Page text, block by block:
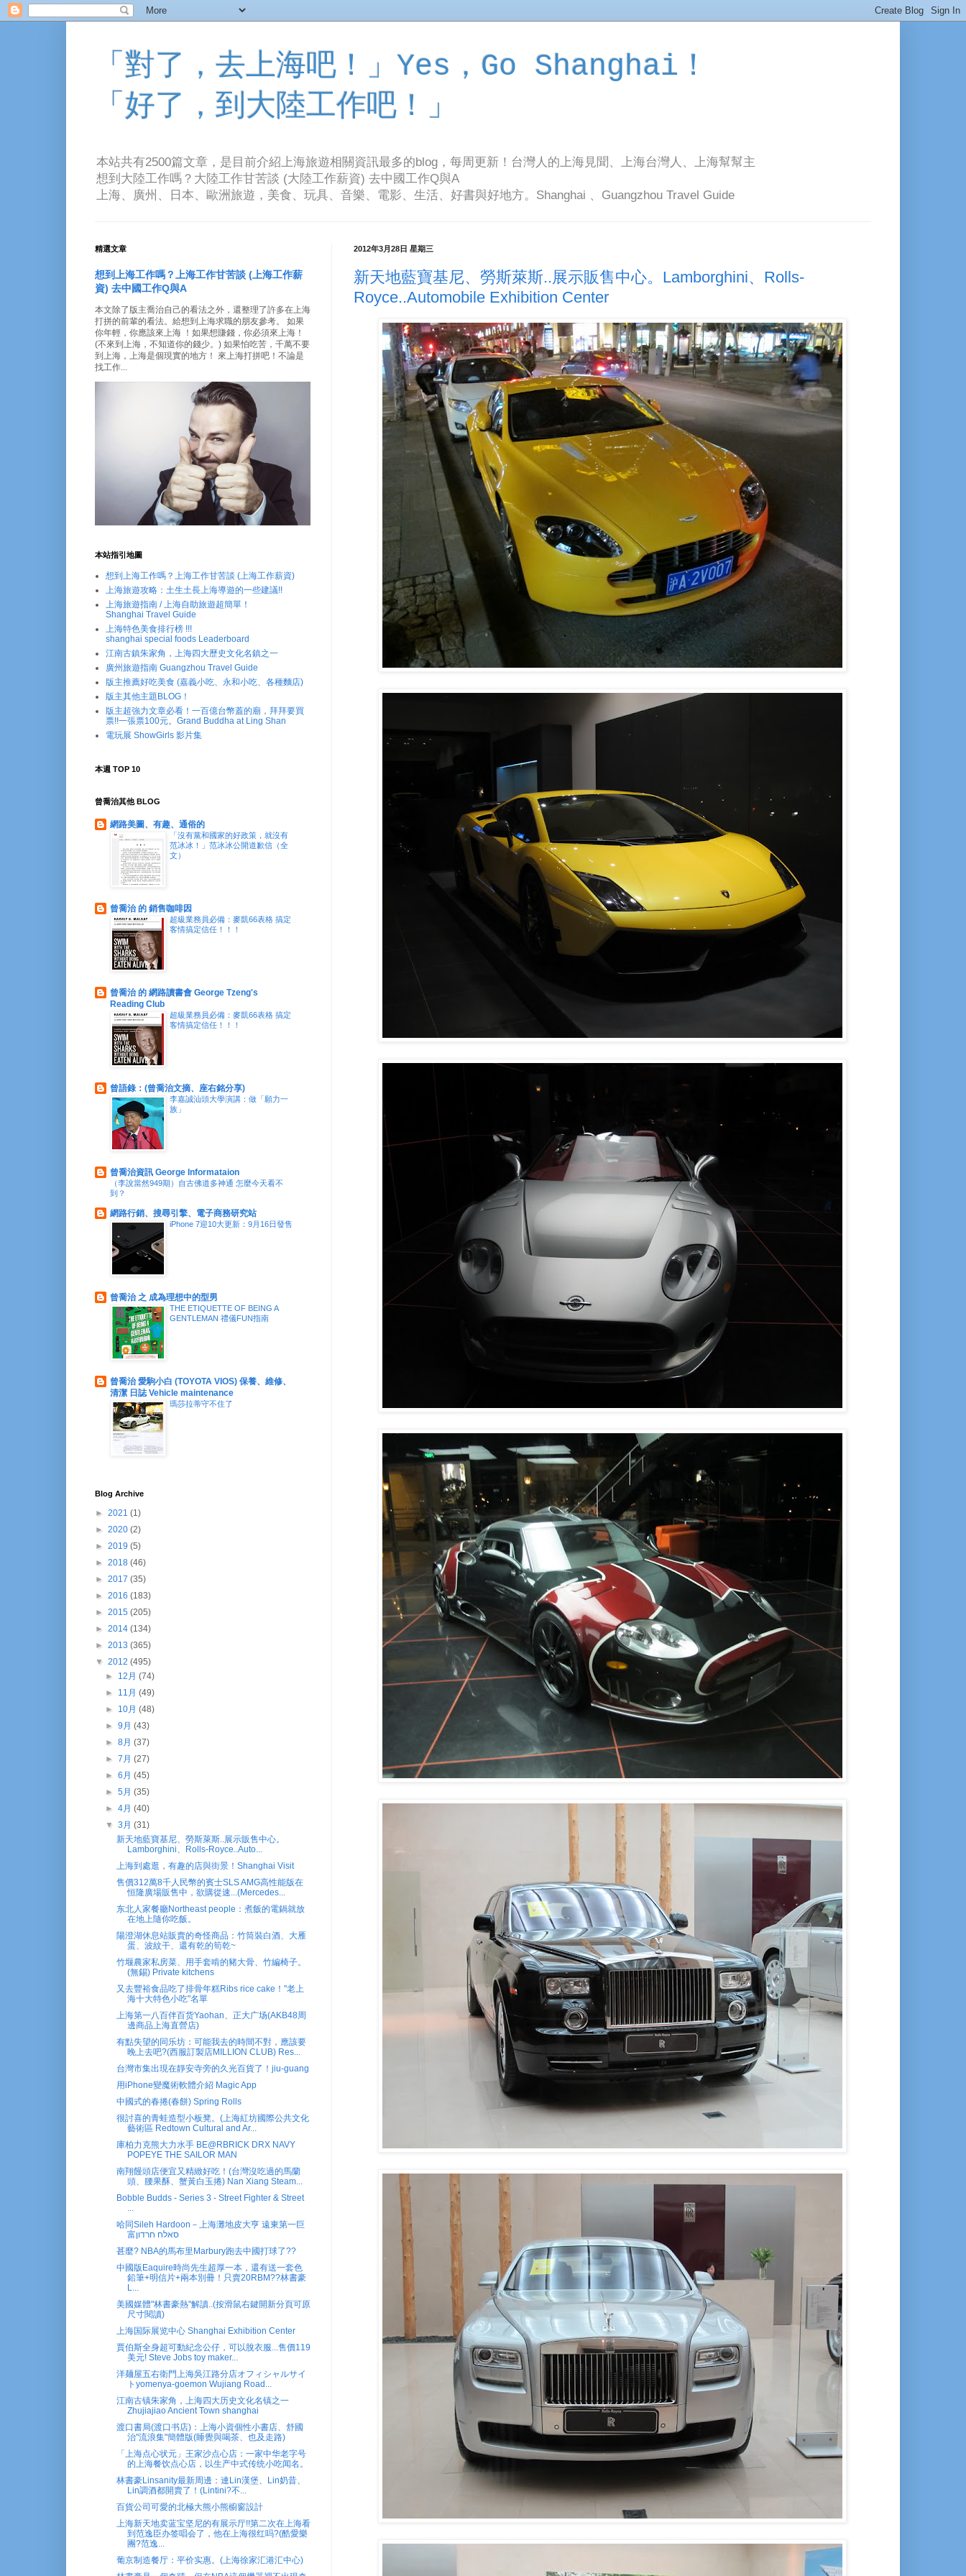
「對了，去上海吧！」Yes，Go Shanghai！
「好了，到大陸工作吧！」
本站共有2500篇文章，是目前介紹上海旅遊相關資訊最多的blog，每周更新！台灣人的上海見聞、上海台灣人、上海幫幫主
想到大陸工作嗎？大陸工作甘苦談 (大陸工作薪資) 去中國工作Q與A
上海、廣州、日本、歐洲旅遊，美食、玩具、音樂、電影、生活、好書與好地方。Shanghai 、Guangzhou Travel Guide
2012年3月28日 星期三
新天地藍寶基尼、勞斯萊斯..展示販售中心。Lamborghini、Rolls-
Royce..Automobile Exhibition Center
精選文章
想到上海工作嗎？上海工作甘苦談 (上海工作薪
資) 去中國工作Q與A
本文除了版主喬治自己的看法之外，還整理了許多在上海
打拼的前輩的看法。給想到上海求職的朋友參考。 如果
你年輕，你應該來上海 ！如果想賺錢，你必須來上海！
(不來到上海，不知道你的錢少。) 如果怕吃苦，千萬不要
到上海，上海是個現實的地方！ 來上海打拼吧！不論是
找工作...
本站指引地圖
想到上海工作嗎？上海工作甘苦談 (上海工作薪資)
上海旅遊攻略：土生土長上海導遊的一些建議!!
上海旅遊指南 / 上海自助旅遊超簡單！
Shanghai Travel Guide
上海特色美食排行榜 !!!
shanghai special foods Leaderboard
江南古鎮朱家角，上海四大歷史文化名鎮之一
廣州旅遊指南 Guangzhou Travel Guide
版主推薦好吃美食 (嘉義小吃、永和小吃、各種麵店)
版主其他主題BLOG！
版主超強力文章必看！一百億台幣蓋的廟，拜拜要買
票!!一張票100元。Grand Buddha at Ling Shan
電玩展 ShowGirls 影片集
本週 TOP 10
曾喬治其他 BLOG
網路美圖、有趣、通俗的
「沒有黨和國家的好政策，就沒有
范冰冰！」范冰冰公開道歉信（全
文）
曾喬治 的 銷售咖啡因
超級業務員必備：麥凱66表格 搞定
客情搞定信任！！！
曾喬治 的 網路讀書會 George Tzeng's
Reading Club
超級業務員必備：麥凱66表格 搞定
客情搞定信任！！！
曾語錄：(曾喬治文摘、座右銘分享)
李嘉誠汕頭大學演講：做「願力一
族」
曾喬治資訊 George Informataion
（李說當然949期）自古佛道多神通 怎麼今天看不
到？
網路行銷、搜尋引擎、電子商務研究站
iPhone 7迎10大更新：9月16日發售
曾喬治 之 成為理想中的型男
THE ETIQUETTE OF BEING A
GENTLEMAN 禮儀FUN指南
曾喬治 愛駒小白 (TOYOTA VIOS) 保養、維修、
清潔 日誌 Vehicle maintenance
瑪莎拉蒂守不住了
Blog Archive
► 2021 (1)
► 2020 (2)
► 2019 (5)
► 2018 (46)
► 2017 (35)
► 2016 (183)
► 2015 (205)
► 2014 (134)
► 2013 (365)
▼ 2012 (495)
► 12月(74)
► 11月(49)
► 10月(48)
►9月(43)
►8月(37)
►7月(27)
►6月(45)
►5月(35)
►4月(40)
▼3月(31)
新天地藍寶基尼、勞斯萊斯..展示販售中心。
Lamborghini、Rolls-Royce..Auto...
上海到處逛，有趣的店與街景！Shanghai Visit
售價312萬8千人民幣的賓士SLS AMG高性能版在
恒隆廣場販售中，欲購從速...(Mercedes...
东北人家餐廳Northeast people：煮飯的電鍋就放
在地上隨你吃飯。
陽澄湖休息站販賣的奇怪商品：竹筒裝白酒、大雁
蛋、波紋干、還有乾的筍乾~
竹堰農家私房菜、用手套啃的豬大骨、竹編椅子。
(無錫) Private kitchens
又去豐裕食品吃了排骨年糕Ribs rice cake！"老上
海十大特色小吃"名單
上海第一八百伴百货Yaohan、正大广场(AKB48周
邊商品上海直營店)
有點失望的同乐坊：可能我去的時間不對，應該要
晚上去吧?(西服訂製店MILLION CLUB) Res...
台灣市集出現在靜安寺旁的久光百貨了！jiu-guang
用iPhone變魔術軟體介紹 Magic App
中國式的春捲(春餅) Spring Rolls
很討喜的青蛙造型小板凳。(上海紅坊國際公共文化
藝術區 Redtown Cultural and Ar...
庫柏力克熊大力水手 BE@RBRICK DRX NAVY
POPEYE THE SAILOR MAN
南翔饅頭店便宜又精緻好吃！(台灣沒吃過的馬蘭
頭、腰果酥、蟹黃白玉捲) Nan Xiang Steam...
Bobble Budds - Series 3 - Street Fighter & Street
...
哈同Sileh Hardoon－上海灘地皮大亨 遠東第一巨
富סאלח חרדון
甚麼? NBA的馬布里Marbury跑去中國打球了??
中國版Eaquire時尚先生超厚一本，還有送一套色
鉛筆+明信片+兩本別冊！只賣20RBM??林書豪
L...
美國媒體"林書豪熱"解讀..(按滑鼠右鍵開新分頁可原
尺寸閱讀)
上海国际展览中心 Shanghai Exhibition Center
賈伯斯全身超可動紀念公仔，可以脫衣服...售價119
美元! Steve Jobs toy maker...
洋麺屋五右衛門上海吳江路分店オフィシャルサイ
トyomenya-goemon Wujiang Road...
江南古镇朱家角，上海四大历史文化名镇之一
Zhujiajiao Ancient Town shanghai
渡口書局(渡口书店)：上海小資個性小書店、舒國
治"流浪集"簡體版(睡覺與喝茶、也及走路)
「上海点心状元」王家沙点心店：一家中华老字号
的上海餐饮点心店，以生产中式传统小吃闻名。
林書豪Linsanity最新周邊：連Lin漢堡、Lin奶昔、
Lin調酒都開賣了！(Lintini?不...
百貨公司可愛的北極大熊小熊櫥窗設計
上海新天地卖蓝宝坚尼的有展示厅!!第二次在上海看
到范逸臣办签唱会了，他在上海很红吗?(酷愛樂
團?范逸...
葡京制造餐厅：平价实惠。(上海徐家汇港汇中心)